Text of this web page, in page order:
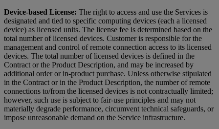
Device-based License: The right to access and use the Services is
designated and tied to specific computing devices (each a licensed
device) as licensed units. The license fee is determined based on the
total number of licensed devices. Customer is responsible for the
management and control of remote connection access to its licensed
devices. The total number of licensed devices is defined in the
Contract or the Product Description, and may be increased by
additional order or in-product purchase. Unless otherwise stipulated
in the Contract or in the Product Description, the number of remote
connections to/from the licensed devices is not contractually limited;
however, such use is subject to fair-use principles and may not
materially degrade performance, circumvent technical safeguards, or
impose unreasonable demand on the Service infrastructure.